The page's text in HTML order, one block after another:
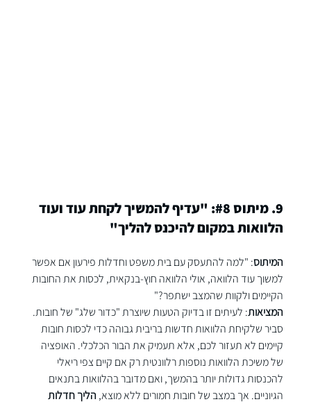
9. מיתוס #8: "עדיף להמשיך לקחת עוד ועוד
הלוואות במקום להיכנס להליך"
המיתוס: "למה להתעסק עם בית משפט וחדלות פירעון אם אפשר
למשוך עוד הלוואה, אולי הלוואה חוץ-בנקאית, לכסות את החובות
הקיימים ולקוות שהמצב ישתפר?"
המציאות: לעיתים זו בדיוק הטעות שיוצרת "כדור שלג" של חובות.
סביר שלקיחת הלוואות חדשות בריבית גבוהה כדי לכסות חובות
קיימים לא תעזור לכם, אלא תעמיק את הבור הכלכלי. האופציה
של משיכת הלוואות נוספות רלוונטית רק אם קיים צפי ריאלי
להכנסות גדולות יותר בהמשך, ואם מדובר בהלוואות בתנאים
הגיוניים. אך במצב של חובות חמורים ללא מוצא, הליך חדלות